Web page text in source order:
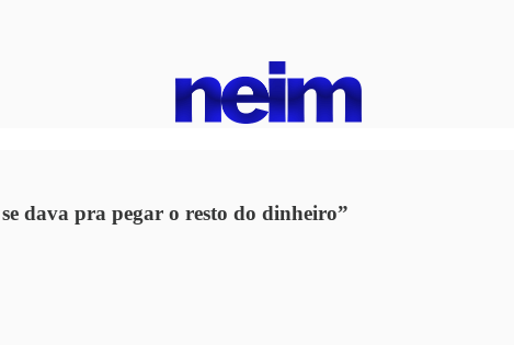
dava pra pegar o resto do dinheiro”